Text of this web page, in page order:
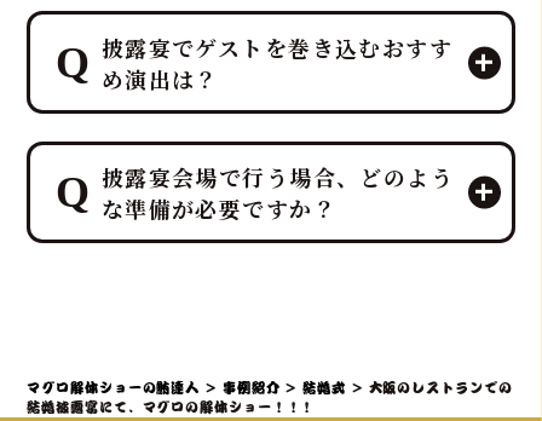
マグロ解体ショーのパイオニア「鮪達
人」は、「幸せを呼ぶ魚」マグロを最
大限に活かし、マグロ入刀式や「愛の
マグロバイト」などの特別なゲスト参
加型演出を、ホテルレベルのプロの演
出力とノウハウで司会者・プランナー
と連携し、お二人の門出を完璧にサポ
ートします。
披露宴でゲストを巻き込むおすす
め演出は？
鮪達人では、40kg以上の生マグロの入
刀や記念撮影タイムなど、ゲスト参加
型の贅沢でエンターテイメント性の高
いサプライズ演出を、ホテルレベルの
われるような特別な体験を提供しま
披露宴会場で行う場合、どのよう
な準備が必要ですか？
人気です。出張ケータリング日本一の
実績を持つ私たちが、会場となるホテ
マグロ解体ショーの鮪達人 > 事例紹介 >結婚式 > 大阪のレストランでの
結婚披露宴にて、マグロの解体ショー！！！